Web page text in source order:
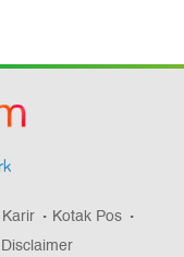
Karir
Kotak Pos
Disclaimer